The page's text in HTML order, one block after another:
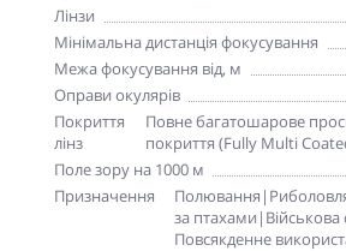
Лінзи
Мінімальна дистанція фокусування
Межа фокусування від, м
Оправи окулярів
Покриття
лінз
Повне багатошарове
покриття (Fully Multi
Поле зору на 1000 м
Призначення
за птахами|Військова
Повсякденне